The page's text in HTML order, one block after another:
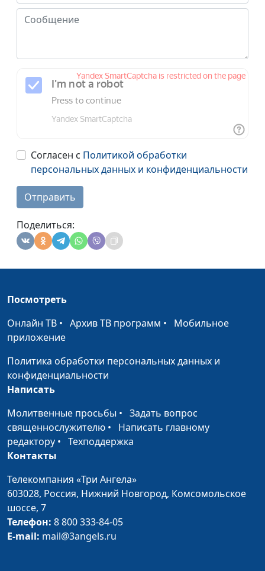
Согласен с Политикой обработки
персональных данных и конфиденциальности
Отправить
Поделиться:
Посмотреть
Онлайн ТВ • Архив ТВ программ • Мобильное
приложение
Политика обработки персональных данных и
конфиденциальности
Написать
Молитвенные просьбы • Задать вопрос
священнослужителю • Написать главному
редактору • Техподдержка
Контакты
Телекомпания «Три Ангела»
603028, Россия, Нижний Новгород, Комсомольское
шоссе, 7
Телефон: 8 800 333-84-05
E-mail: mail@3angels.ru